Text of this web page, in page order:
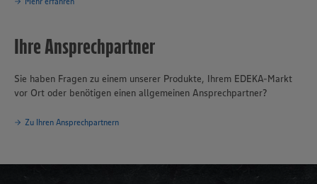
Ihre Ansprechpartner
Sie haben Fragen zu einem unserer Produkte, Ihrem EDEKA-Markt
vor Ort oder benötigen einen allgemeinen Ansprechpartner?
Zu Ihren Ansprechpartnern